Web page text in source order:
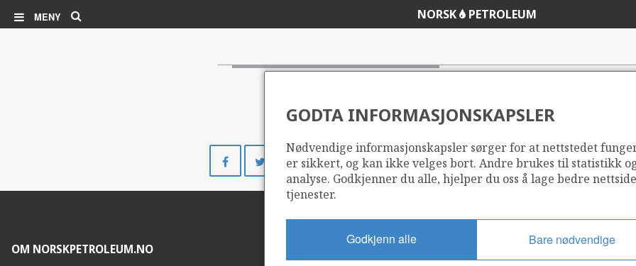
MENY NORSK PETROLEUM
på
Facebook
Del
på
Twitter
Del
på
LinkedIn
Del
i
e-
GODTA INFORMASJONSKAPSLER
Nødvendige informasjonskapsler sørger for at nettstedet
er sikkert, og kan ikke velges bort. Andre brukes til statistikk
analyse. Godkjenner du alle, hjelper du oss å lage bedre
tjenester.
Godkjenn alle Bare nødvendige
OM NORSKPETROLEUM.NO